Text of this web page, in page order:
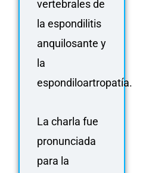
vertebrales de
la espondilitis
anquilosante y
la
espondiloartropatía.
La charla fue
pronunciada
para la